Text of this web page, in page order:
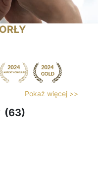
Pokaż więcej >>
(63)